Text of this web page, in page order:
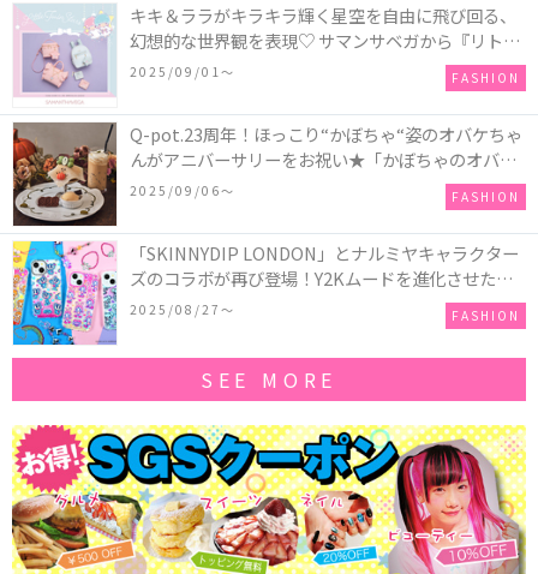
キキ＆ララがキラキラ輝く星空を自由に飛び回る、
幻想的な世界観を表現♡ サマンサベガから『リトル
ツインスターズ』50周年アニバーサリーイヤー』を
2025/09/01〜 FASHION
Q-pot.23周年！ほっこり“かぼちゃ“姿のオバケちゃ
んがアニバーサリーをお祝い★「かぼちゃのオバケ
ーキアクセサリー」が新発売！Q-pot CAFE.では
「かぼちゃのオバケーキプレート」も登場
2025/09/06〜 FASHION
「SKINNYDIP LONDON」とナルミヤキャラクター
ズのコラボが再び登場！Y2Kムードを進化させた新
作コレクションを発売♪
2025/08/27〜 FASHION
SEE MORE